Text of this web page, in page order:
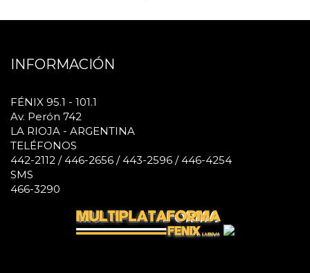
INFORMACIÓN
FÉNIX 95.1 - 101.1
Av. Perón 742
LA RIOJA - ARGENTINA
TELÉFONOS
442-2112 / 446-2656 / 443-2596 / 446-4254
SMS
466-3290